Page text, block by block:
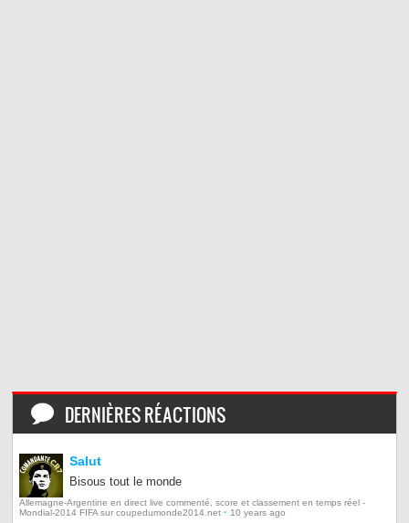
DERNIÈRES RÉACTIONS
Salut
Bisous tout le monde
Allemagne-Argentine en direct live commenté, score et classement en temps réel -
Mondial-2014 FIFA sur coupedumonde2014.net · 10 years ago